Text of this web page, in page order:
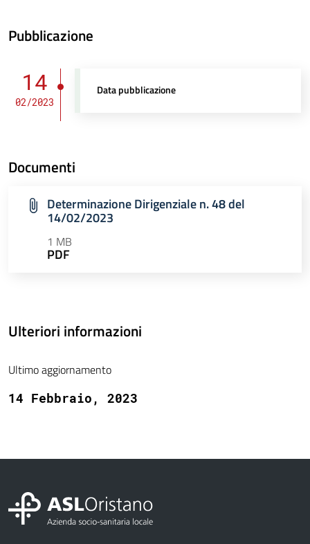
Pubblicazione
14
02/2023
Data pubblicazione
Documenti
Determinazione Dirigenziale n. 48 del
14/02/2023
1 MB
PDF
Ulteriori informazioni
Ultimo aggiornamento
14 Febbraio, 2023